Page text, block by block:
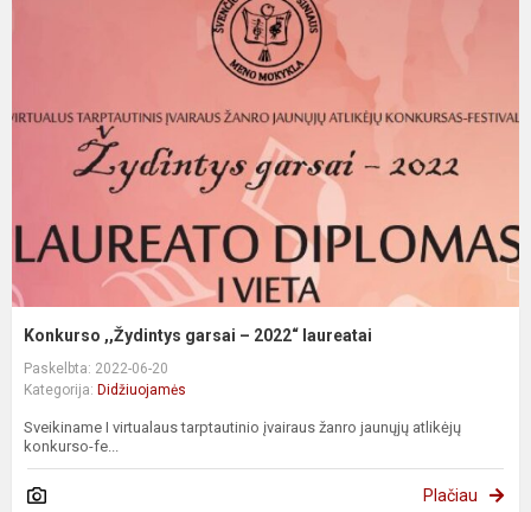
Konkurso ,,Žydintys garsai – 2022“ laureatai
Paskelbta: 2022-06-20
Kategorija: Didžiuojamės
Sveikiname I virtualaus tarptautinio įvairaus žanro jaunųjų atlikėjų
konkurso-fe...
Plačiau